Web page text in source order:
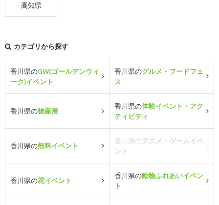
高知県
カテゴリから探す
香川県のGW(ゴールデンウィ
ーク)イベント
香川県のグルメ・フードフェ
ス
香川県の物産展
香川県の体験イベント・アク
ティビティ
香川県の無料イベント
香川県のアニメ・ゲームイベ
ント
香川県の花イベント
香川県の動物ふれあいイベン
ト